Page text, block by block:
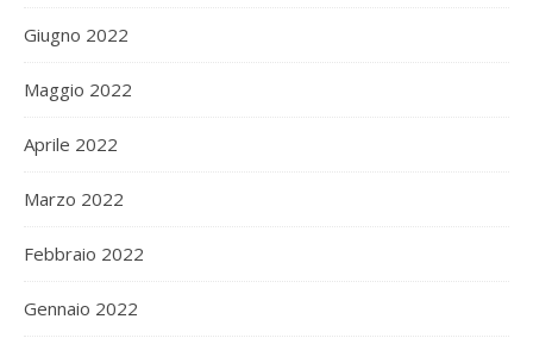
Giugno 2022
Maggio 2022
Aprile 2022
Marzo 2022
Febbraio 2022
Gennaio 2022